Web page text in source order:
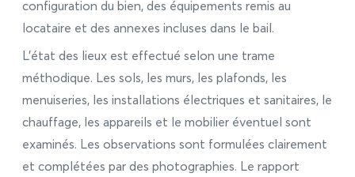
configuration du bien, des équipements remis au
locataire et des annexes incluses dans le bail.
L’état des lieux est effectué selon une trame
méthodique. Les sols, les murs, les plafonds, les
menuiseries, les installations électriques et sanitaires, le
chauffage, les appareils et le mobilier éventuel sont
examinés. Les observations sont formulées clairement
et complétées par des photographies. Le rapport